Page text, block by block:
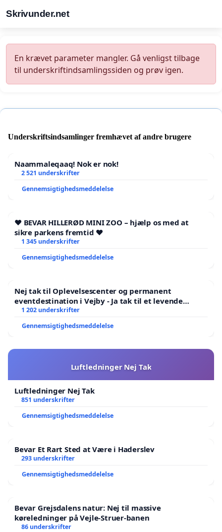
Skrivunder.net
En krævet parameter mangler. Gå venligst tilbage
til underskriftindsamlingssiden og prøv igen.
Underskriftsindsamlinger fremhævet af andre brugere
Naammaleqaaq! Nok er nok!
2 521 underskrifter
Gennemsigtighedsmeddelelse
❤️ BEVAR HILLERØD MINI ZOO – hjælp os med at
sikre parkens fremtid ❤️
1 345 underskrifter
Gennemsigtighedsmeddelelse
Nej tak til Oplevelsescenter og permanent
eventdestination i Vejby - Ja tak til et levende
lokalområde i balance
1 202 underskrifter
Gennemsigtighedsmeddelelse
Luftledninger Nej Tak
Luftledninger Nej Tak
851 underskrifter
Gennemsigtighedsmeddelelse
Bevar Et Rart Sted at Være i Haderslev
293 underskrifter
Gennemsigtighedsmeddelelse
Bevar Grejsdalens natur: Nej til massive
køreledninger på Vejle-Struer-banen
86 underskrifter